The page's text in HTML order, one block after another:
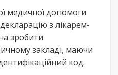
медичної допомоги
з лікарем-
зробити
закладі, маючи
код.